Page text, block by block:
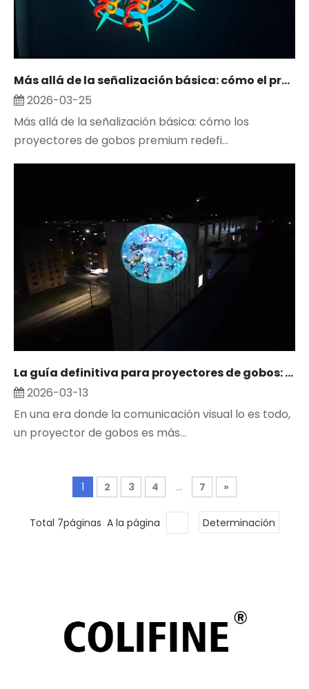
Más allá de la señalización básica: cómo el proyector de gobos premium redefine la visibilidad de la marca
2026-03-25
Más allá de la señalización básica: cómo los
proyectores de gobos premium redefi...
La guía definitiva para proyectores de gobos: mejore su marca, sus eventos y su seguridad con soluciones de proyección personalizadas
2026-03-13
En una era donde la comunicación visual lo es todo,
un proyector de gobos es más...
1 2 3 4 ... 7 »
Total 7páginas A la página Determinación